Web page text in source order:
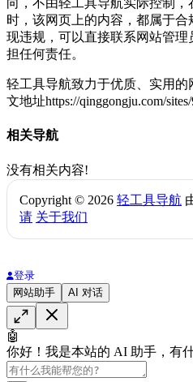
向，不由轻工具导航实际控制，
时，该网页上的内容，都属于
现违规，可以直接联系网站管
担任何责任。
轻工具导航致力于优质、实用的
文地址https://qinggongju.com/
相关导航
没有相关内容!
Copyright © 2026 轻工具导航
请 关于我们
登录
网站助手
AI 对话
🤖
你好！我是本站的 AI 助手，有